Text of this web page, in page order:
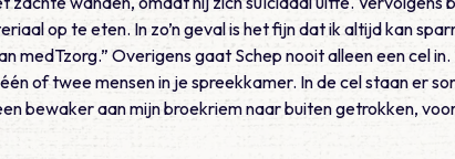
op te eten. In zo’n geval is het fijn dat ik altijd kan
medTzorg.” Overigens gaat Schep nooit alleen een cel
of twee mensen in je spreekkamer. In de cel staan er
bewaker aan mijn broekriem naar buiten getrokken,